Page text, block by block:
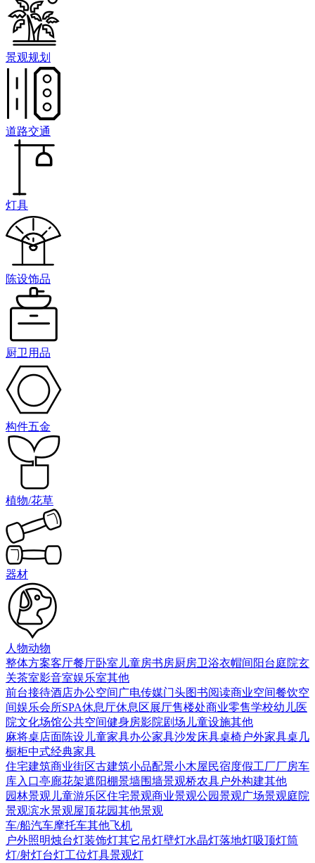
景观规划
道路交通
灯具
陈设饰品
厨卫用品
构件五金
植物/花草
器材
人物动物
整体方案客厅餐厅卧室 儿童房书房厨房卫浴衣帽间 阳台庭院玄
关茶室影音室娱乐室其他
前台接待酒店办公空间 广电传媒门头图书阅读商业空间餐饮空
间娱乐会所SPA休息厅休息区展厅售楼处商业零售学校幼儿医
院文化场馆公共空间健身房影院剧场 儿童设施其他
麻将桌店面陈设 儿童家具办公家具沙发床具桌椅户外家具桌几
橱柜中式经典家具
住宅建筑商业街区古建筑小品配景小木屋民宿度假工厂厂房车
库入口亭廊花架遮阳棚景墙围墙景观桥农具户外构建其他
园林景观 儿童游乐区住宅景观商业景观公园景观广场景观庭院
景观滨水景观屋顶花园其他景观
车/船汽车摩托车其他飞机
户外照明烛台灯装饰灯其它 吊灯壁灯水晶灯落地灯吸顶灯筒
灯/射灯台灯工位灯具景观灯